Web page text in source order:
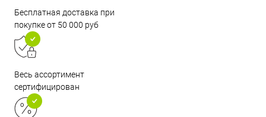
Бесплатная доставка при
покупке от 50 000 руб
Весь ассортимент
сертифицирован